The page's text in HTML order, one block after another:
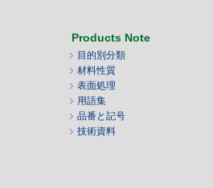
Products Note
目的別分類
材料性質
表面処理
用語集
品番と記号
技術資料